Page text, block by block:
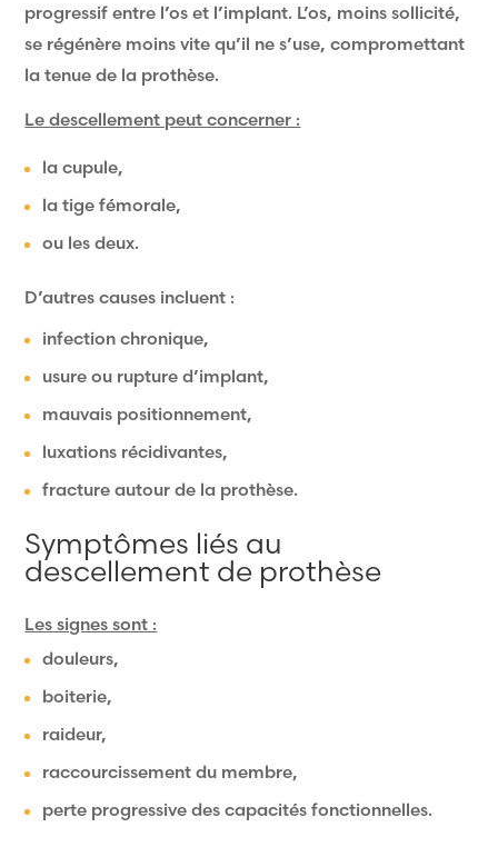
progressif entre l’os et l’implant. L’os, moins sollicité,
se régénère moins vite qu’il ne s’use, compromettant
la tenue de la prothèse.
Le descellement peut concerner :
la cupule,
la tige fémorale,
ou les deux.
D’autres causes incluent :
infection chronique,
usure ou rupture d’implant,
mauvais positionnement,
luxations récidivantes,
fracture autour de la prothèse.
Symptômes liés au
descellement de prothèse
Les signes sont :
douleurs,
boiterie,
raideur,
raccourcissement du membre,
perte progressive des capacités fonctionnelles.